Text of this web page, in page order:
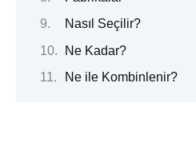
Nasıl Seçilir?
Ne Kadar?
Ne ile Kombinlenir?